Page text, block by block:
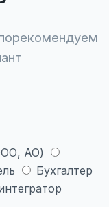
АО)
Бухгалтер